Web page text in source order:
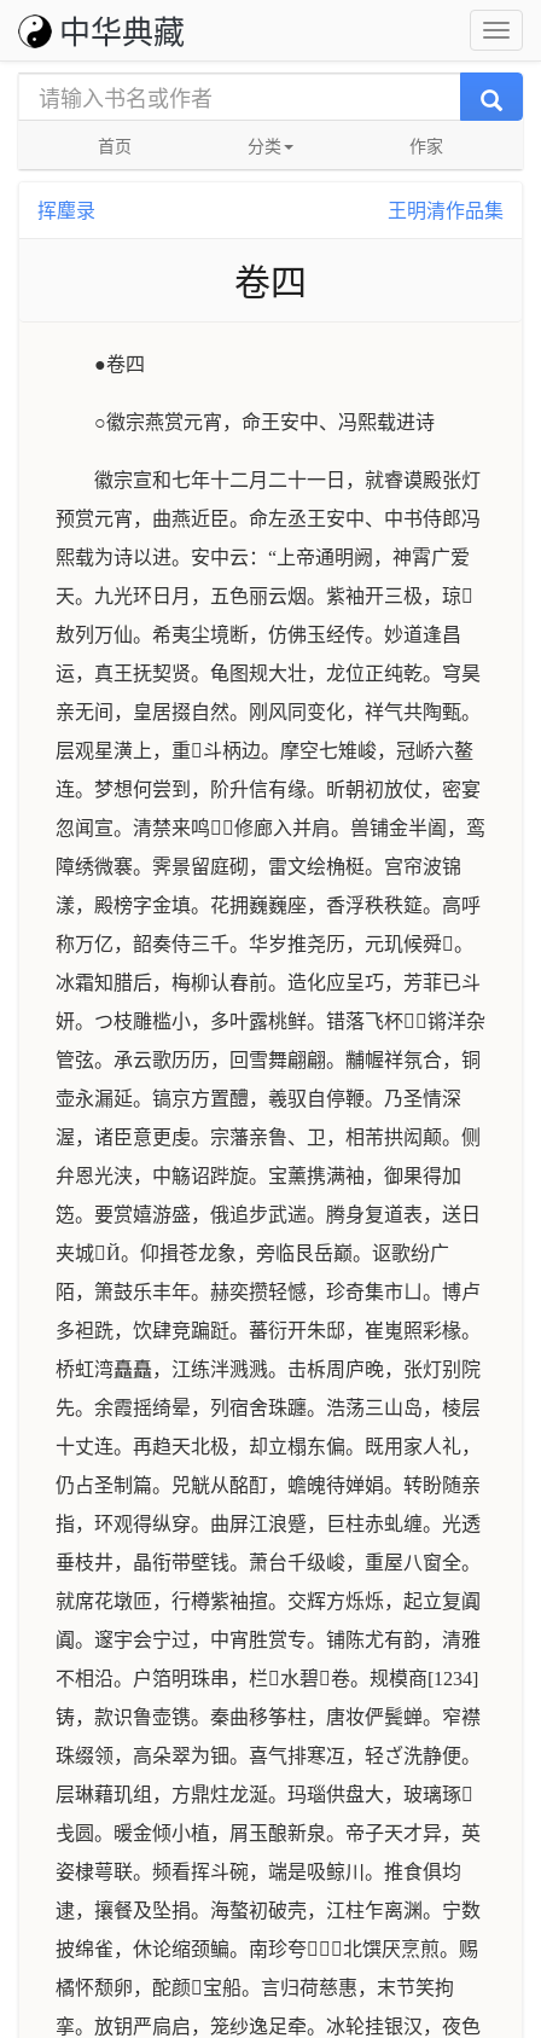
中华典藏
首页 分类 作家
挥麈录 王明清作品集
卷四
●卷四
○徽宗燕赏元宵，命王安中、冯熙载进诗
徽宗宣和七年十二月二十一日，就睿谟殿张灯
预赏元宵，曲燕近臣。命左丞王安中、中书侍郎冯
熙载为诗以进。安中云：“上帝通明阙，神霄广爱
天。九光环日月，五色丽云烟。紫袖开三极，琼
敖列万仙。希夷尘境断，仿佛玉经传。妙道逢昌
运，真王抚契贤。龟图规大壮，龙位正纯乾。穹昊
亲无间，皇居掇自然。刚风同变化，祥气共陶甄。
层观星潢上，重斗柄边。摩空七雉峻，冠峤六鳌
连。梦想何尝到，阶升信有缘。昕朝初放仗，密宴
忽闻宣。清禁来鸣，修廊入并肩。兽铺金半阖，鸾
障绣微褰。霁景留庭砌，雷文绘桷梃。宫帘波锦
漾，殿榜字金填。花拥巍巍座，香浮秩秩筵。高呼
称万亿，韶奏侍三千。华岁推尧历，元玑候舜。
冰霜知腊后，梅柳认春前。造化应呈巧，芳菲已斗
妍。つ枝雕槛小，多叶露桃鲜。错落飞杯，锵洋杂
管弦。承云歌历历，回雪舞翩翩。黼幄祥氛合，铜
壶永漏延。镐京方置醴，羲驭自停鞭。乃圣情深
渥，诸臣意更虔。宗藩亲鲁、卫，相芾拱闳颠。侧
弁恩光浃，中觞诏跸旋。宝薰携满袖，御果得加
笾。要赏嬉游盛，俄追步武遄。腾身复道表，送日
夹城Й。仰揖苍龙象，旁临艮岳巅。讴歌纷广
陌，箫鼓乐丰年。赫奕攒轻憾，珍奇集市ㄩ。博卢
多袒跣，饮肆竞蹁跹。蕃衍开朱邸，崔嵬照彩椽。
桥虹湾矗矗，江练泮溅溅。击柝周庐晚，张灯别院
先。余霞摇绮晕，列宿舍珠躔。浩荡三山岛，棱层
十丈连。再趋天北极，却立榻东偏。既用家人礼，
仍占圣制篇。兕觥从酩酊，蟾魄待婵娟。转盼随亲
指，环观得纵穿。曲屏江浪蹙，巨柱赤虬缠。光透
垂枝井，晶衔带壁钱。萧台千级峻，重屋八窗全。
就席花墩匝，行樽紫袖揎。交辉方烁烁，起立复阗
阗。邃宇会宁过，中宵胜赏专。铺陈尤有韵，清雅
不相沿。户箔明珠串，栏水碧卷。规模商[1234]
铸，款识鲁壶镌。秦曲移筝柱，唐妆俨鬓蝉。窄襟
珠缀领，高朵翠为钿。喜气排寒冱，轻ざ洗静便。
层琳藉玑组，方鼎炷龙涎。玛瑙供盘大，玻璃琢
戋圆。暖金倾小植，屑玉酿新泉。帝子天才异，英
姿棣萼联。频看挥斗碗，端是吸鲸川。推食俱均
逮，攘餐及坠捐。海螯初破壳，江柱乍离渊。宁数
披绵雀，休论缩颈鳊。南珍夸，北馔厌烹煎。赐
橘怀颓卵，酡颜宝船。言归荷慈惠，末节笑拘
挛。放钥严扃启，笼纱逸足牵。冰轮挂银汉，夜色